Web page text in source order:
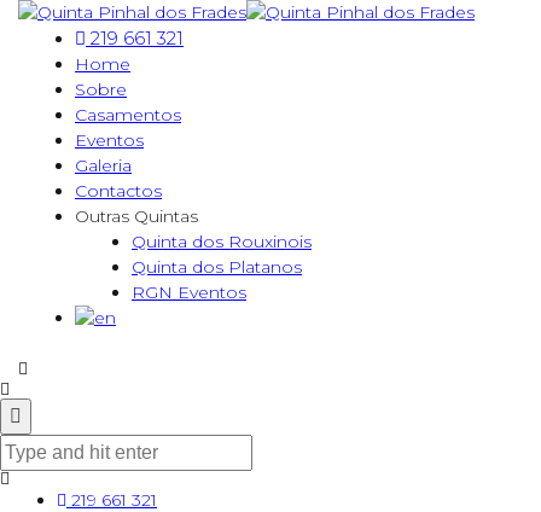
219 661 321
Home
Sobre
Casamentos
Eventos
Galeria
Contactos
Outras Quintas
Quinta dos Rouxinois
Quinta dos Platanos
RGN Eventos
219 661 321